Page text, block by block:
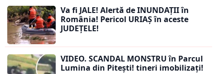
Va fi JALE! Alertă de INUNDAȚII în
România! Pericol URIAȘ în aceste
JUDEȚELE!
VIDEO. SCANDAL MONSTRU în Parcul
Lumina din Pitești! tineri imobilizați!